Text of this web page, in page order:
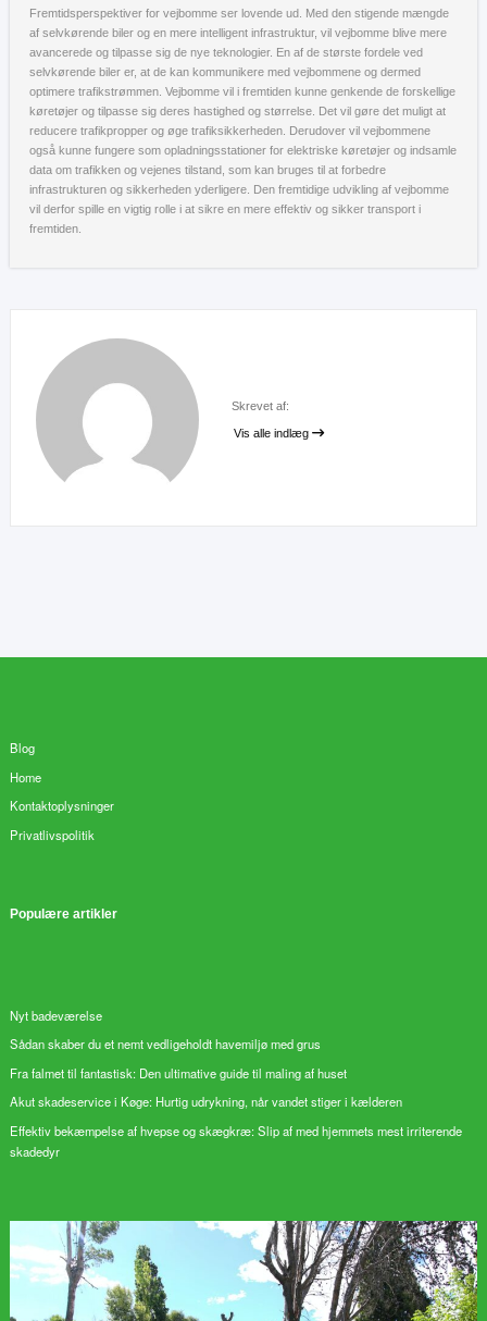
Fremtidsperspektiver for vejbomme ser lovende ud. Med den stigende mængde
af selvkørende biler og en mere intelligent infrastruktur, vil vejbomme blive mere
avancerede og tilpasse sig de nye teknologier. En af de største fordele ved
selvkørende biler er, at de kan kommunikere med vejbommene og dermed
optimere trafikstrømmen. Vejbomme vil i fremtiden kunne genkende de forskellige
køretøjer og tilpasse sig deres hastighed og størrelse. Det vil gøre det muligt at
reducere trafikpropper og øge trafiksikkerheden. Derudover vil vejbommene
også kunne fungere som opladningsstationer for elektriske køretøjer og indsamle
data om trafikken og vejenes tilstand, som kan bruges til at forbedre
infrastrukturen og sikkerheden yderligere. Den fremtidige udvikling af vejbomme
vil derfor spille en vigtig rolle i at sikre en mere effektiv og sikker transport i
fremtiden.
Skrevet af:
Vis alle indlæg
Blog
Home
Kontaktoplysninger
Privatlivspolitik
Populære artikler
Nyt badeværelse
Sådan skaber du et nemt vedligeholdt havemiljø med grus
Fra falmet til fantastisk: Den ultimative guide til maling af huset
Akut skadeservice i Køge: Hurtig udrykning, når vandet stiger i kælderen
Effektiv bekæmpelse af hvepse og skægkræ: Slip af med hjemmets mest irriterende
skadedyr